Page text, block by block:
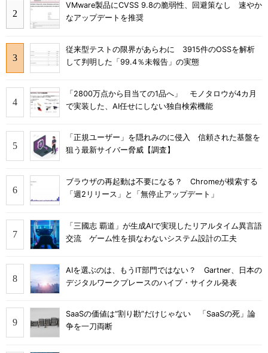
VMware製品にCVSS 9.8の脆弱性、回避策なし 速やか
なアップデートを推奨
従来型テストの限界があらわに 3915件のOSSを解析
して判明した「99.4％未報告」の実態
「2800万点から目当ての1品へ」 モノタロウが4カ月
で実装した、AI任せにしない独自検索機能
「正規ユーザー」を隠れみのに侵入 信頼された基盤を
狙う最新サイバー脅威【調査】
ブラウザの再起動は不要になる？ Chromeが模索する
「週2リリース」と「無停止アップデート」
「三國志 覇道」が生成AIで実現したリアルタイム異言語
交流 ゲーム性を損なわないシステム設計の工夫
AIを選ぶのは、もうIT部門ではない？ Gartner、日本の
デジタルワークプレースのハイプ・サイクル発表
SaaSの価値は“割り勘”だけじゃない 「SaaSの死」論
争を一刀両断